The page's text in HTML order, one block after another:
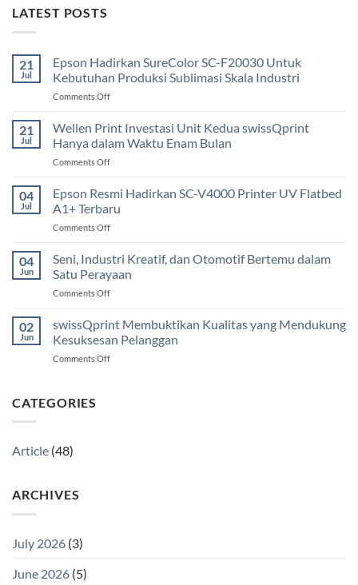
LATEST POSTS
21
Jul
Epson Hadirkan SureColor SC-F20030 Untuk
Kebutuhan Produksi Sublimasi Skala Industri
Comments Offon
Hadirkan
SureColor
SC-
F20030
Kebutuhan
21
Jul
Wellen Print Investasi Unit Kedua swissQprint
Hanya dalam Waktu Enam Bulan
Comments Offon
Print
Investasi
Unit
Kedua
Hanya
04
Jul
Epson Resmi Hadirkan SC-V4000 Printer UV Flatbed
A1+ Terbaru
Comments Offon
Resmi
Hadirkan
SC-
V4000
UV
Flatbed
04
Jun
Seni, Industri Kreatif, dan Otomotif Bertemu dalam
Satu Perayaan
Comments Offon
Industri
Kreatif,
dan
Otomotif
02
Jun
swissQprint Membuktikan Kualitas yang Mendukung
Kesuksesan Pelanggan
Comments Offon
CATEGORIES
Article (48)
ARCHIVES
July 2026 (3)
June 2026 (5)